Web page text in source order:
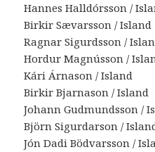
Hannes Halldórsson /
Birkir Sævarsson / Island
Ragnar Sigurdsson /
Hordur Magnússon /
Kári Árnason / Island
Birkir Bjarnason / Island
Johann Gudmundsson /
Björn Sigurdarson /
Jón Dadi Bödvarsson /